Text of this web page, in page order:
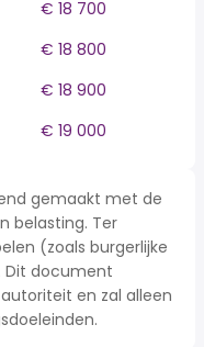
€ 18 700
€ 18 800
€ 18 900
€ 19 000
gemaakt met de
belasting. Ter
(zoals burgerlijke
Dit document
en zal alleen